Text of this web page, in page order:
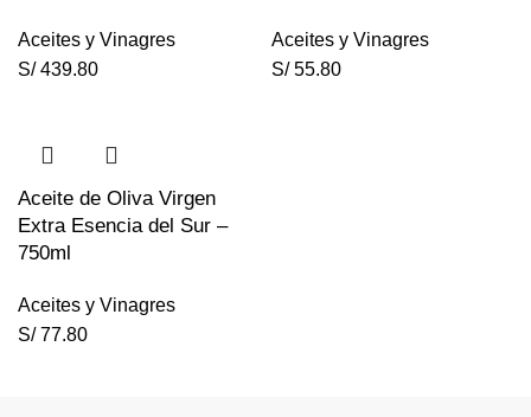
Aceites y Vinagres
S/439.80
Aceites y Vinagres
S/55.80
Aceite de Oliva Virgen
Extra Esencia del Sur –
750ml
Aceites y Vinagres
S/77.80